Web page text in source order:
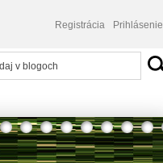
Registrácia Prihlásenie